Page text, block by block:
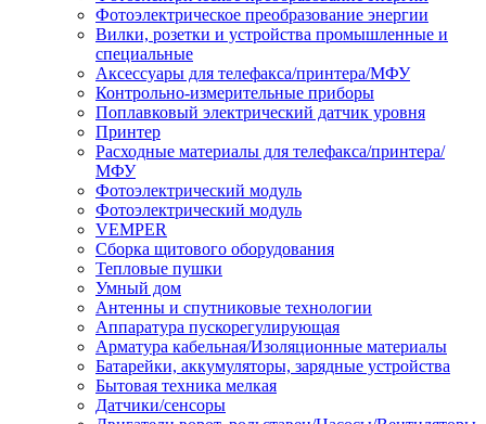
Фотоэлектрическое преобразование энергии
Вилки, розетки и устройства промышленные и
специальные
Аксессуары для телефакса/принтера/МФУ
Контрольно-измерительные приборы
Поплавковый электрический датчик уровня
Принтер
Расходные материалы для телефакса/принтера/
МФУ
Фотоэлектрический модуль
Фотоэлектрический модуль
VEMPER
Сборка щитового оборудования
Тепловые пушки
Умный дом
Антенны и спутниковые технологии
Аппаратура пускорегулирующая
Арматура кабельная/Изоляционные материалы
Батарейки, аккумуляторы, зарядные устройства
Бытовая техника мелкая
Датчики/сенсоры